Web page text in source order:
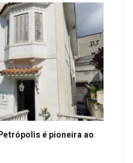
é pioneira ao